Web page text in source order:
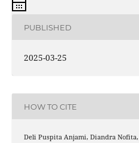
PUBLISHED
2025-03-25
HOW TO CITE
Deli Puspita Anjami, Diandra